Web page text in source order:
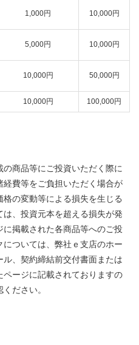
1,000円 10,000円
5,000円 10,000円
10,000円 50,000円
10,000円 100,000円
商品等にご投資いただく際に
費等をご負担いただく場合が
の変動等による損失を生じる
、投資元本を超える損失が発
掲載された各商品等へのご投
ついては、弊社ｅ支店のホー
、契約締結前交付書面または
ージに記載されておりますの
ださい。